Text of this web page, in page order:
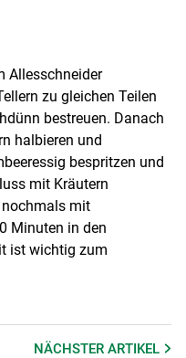
Allesschneider
zu gleichen Teilen
bestreuen. Danach
halbieren und
bespritzen und
mit Kräutern
nochmals mit
Minuten in den
ist wichtig zum
NÄCHSTERARTIKEL